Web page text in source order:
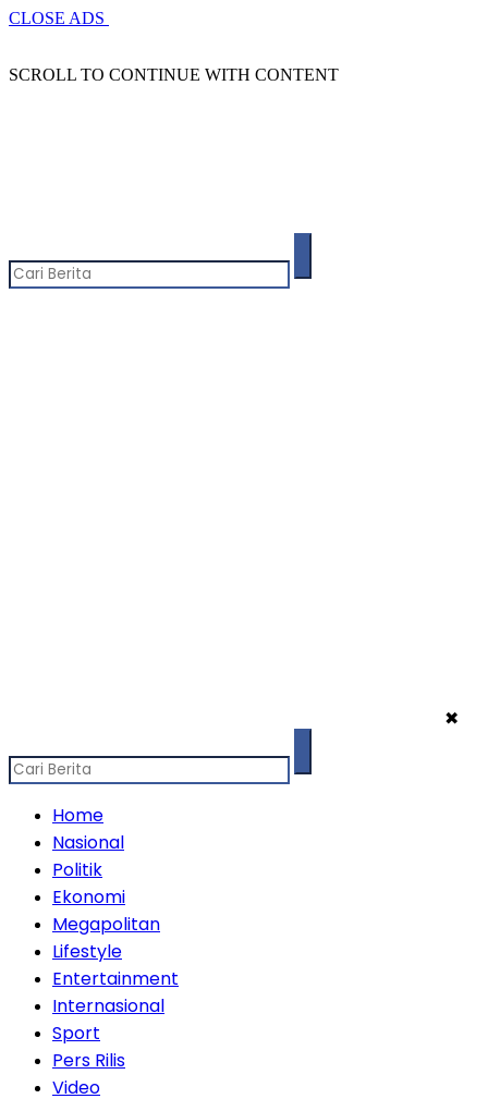
CLOSE ADS
SCROLL TO CONTINUE WITH CONTENT
✖
Home
Nasional
Politik
Ekonomi
Megapolitan
Lifestyle
Entertainment
Internasional
Sport
Pers Rilis
Video